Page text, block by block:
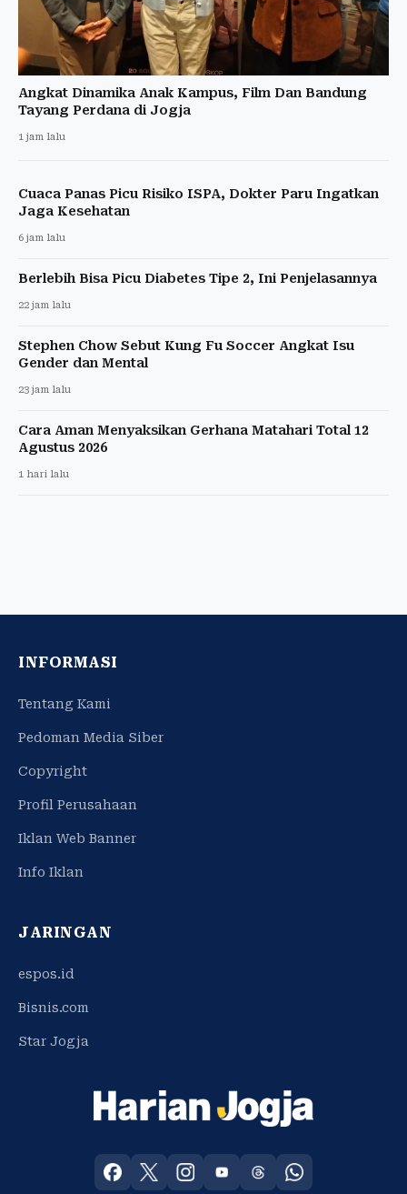
Angkat Dinamika Anak Kampus, Film Dan Bandung
Tayang Perdana di Jogja
1 jam lalu
Cuaca Panas Picu Risiko ISPA, Dokter Paru Ingatkan
Jaga Kesehatan
6 jam lalu
Berlebih Bisa Picu Diabetes Tipe 2, Ini Penjelasannya
22 jam lalu
Stephen Chow Sebut Kung Fu Soccer Angkat Isu
Gender dan Mental
23 jam lalu
Cara Aman Menyaksikan Gerhana Matahari Total 12
Agustus 2026
1 hari lalu
INFORMASI
Tentang Kami
Pedoman Media Siber
Copyright
Profil Perusahaan
Iklan Web Banner
Info Iklan
JARINGAN
espos.id
Bisnis.com
Star Jogja